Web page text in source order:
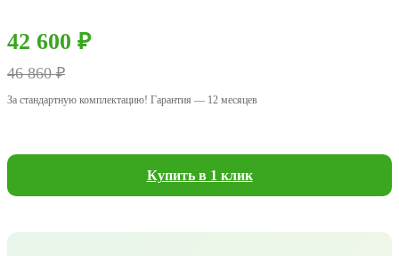
42 600 ₽
46 860 ₽
За стандартную комплектацию! Гарантия — 12 месяцев
Купить в 1 клик